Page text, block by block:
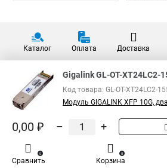
Каталог Оплата Доставка
Gigalink GL-OT-XT24LC2-
Код товара: GL-OT-XT24LC2-
Модуль GIGALINK XFP 10G,
0,00 ₽ – +
Сравнить
0
Корзина
0